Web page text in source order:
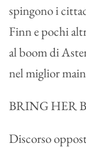
spingono i
Finn e pochi
al boom di
nel miglior
BRING HER
Discorso